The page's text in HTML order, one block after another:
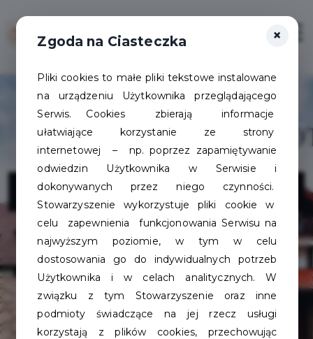
Hotel Viki
×
Zgoda na Ciasteczka
Pliki cookies to małe pliki tekstowe instalowane
na urządzeniu Użytkownika przeglądającego
Serwis. Cookies zbierają informacje
ułatwiające korzystanie ze strony
internetowej – np. poprzez zapamiętywanie
odwiedzin Użytkownika w Serwisie i
dokonywanych przez niego czynności.
Stowarzyszenie wykorzystuje pliki cookie w
celu zapewnienia funkcjonowania Serwisu na
najwyższym poziomie, w tym w celu
dostosowania go do indywidualnych potrzeb
Użytkownika i w celach analitycznych. W
związku z tym Stowarzyszenie oraz inne
podmioty świadczące na jej rzecz usługi
korzystają z plików cookies, przechowując